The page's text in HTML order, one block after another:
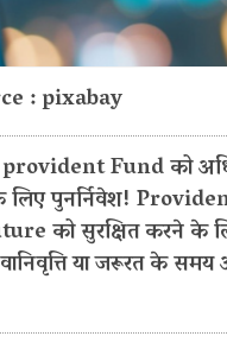
: pixabay
Fund को
लिए पुनर्निवेश!
को सुरक्षित करने के
या जरूरत के समय